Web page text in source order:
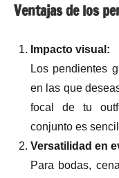
Ventajas de los
Impacto visual:
Los pendientes
en las que
focal de tu
conjunto es
Versatilidad en
Para bodas,